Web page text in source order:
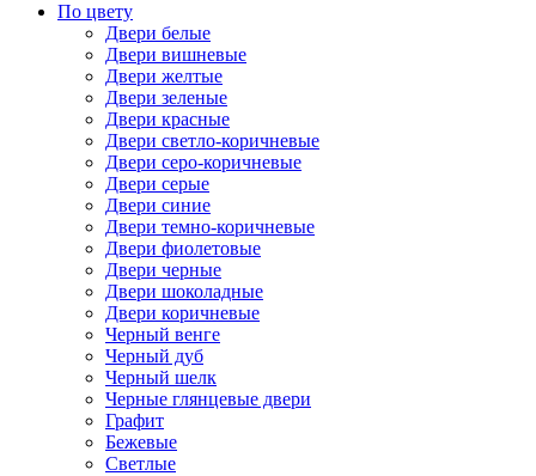
По цвету
Двери белые
Двери вишневые
Двери желтые
Двери зеленые
Двери красные
Двери светло-коричневые
Двери серо-коричневые
Двери серые
Двери синие
Двери темно-коричневые
Двери фиолетовые
Двери черные
Двери шоколадные
Двери коричневые
Черный венге
Черный дуб
Черный шелк
Черные глянцевые двери
Графит
Бежевые
Светлые